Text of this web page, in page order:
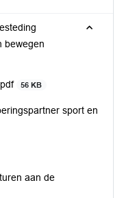
bewegen
56 KB
sport en
aan de